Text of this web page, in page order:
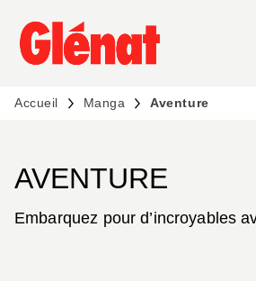
MENU RECHERCHE
PIED DE PAGE
Accueil Manga Aventure
AVENTURE
Embarquez pour d’incroyables